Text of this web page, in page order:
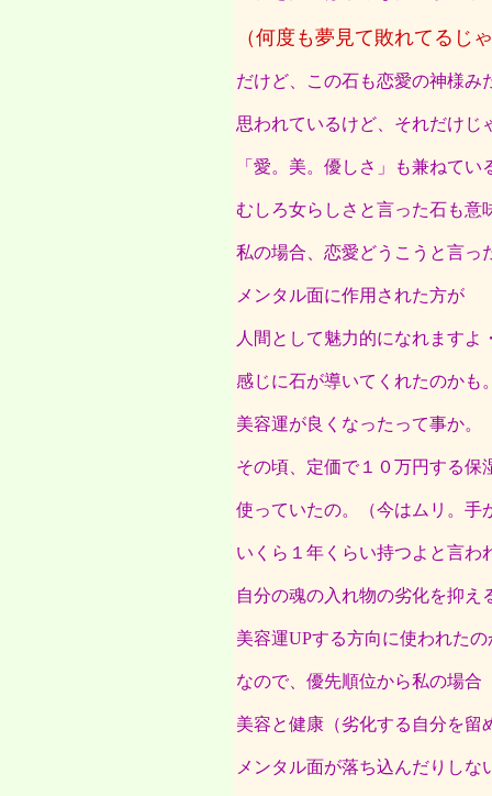
（何度も夢見て敗れてるじ
だけど、この石も恋愛の神様み
思われているけど、それだけじ
「愛。美。優しさ」も兼ねてい
むしろ女らしさと言った石も意
私の場合、恋愛どうこうと言っ
メンタル面に作用された方が
人間として魅力的になれますよ
感じに石が導いてくれたのかも
美容運が良くなったって事か。
その頃、定価で１０万円する保
使っていたの。（今はムリ。手
いくら１年くらい持つよと言わ
自分の魂の入れ物の劣化を抑え
美容運UPする方向に使われたの
なので、優先順位から私の場合
美容と健康（劣化する自分を留
メンタル面が落ち込んだりしな